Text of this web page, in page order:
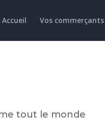
Accueil Vos commerçants
tout le monde